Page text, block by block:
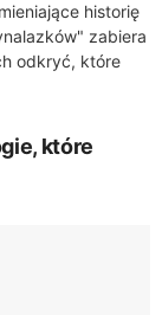
historię
zabiera
odkryć, które
które